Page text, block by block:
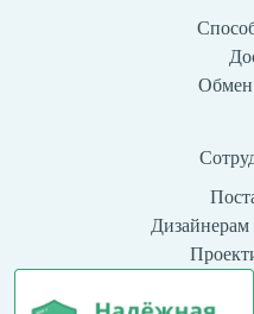
Обмен
Дизайнерам